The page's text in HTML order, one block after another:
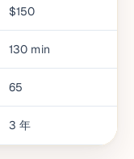
$150
130 min
65
3 年